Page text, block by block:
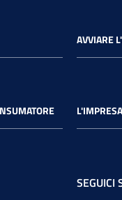
AVVIARE
SEGUICI